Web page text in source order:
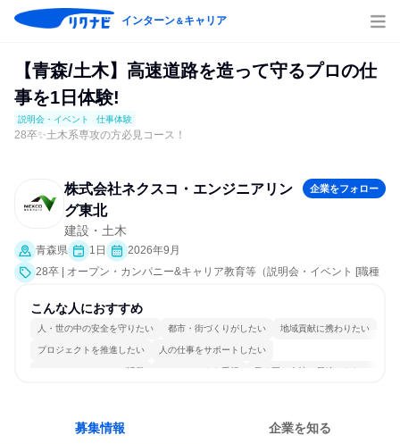
インターン＆キャリア
【青森/土木】高速道路を造って守るプロの仕
事を1日体験!
説明会・イベント 仕事体験
28卒✨土木系専攻の方必見コース！
株式会社ネクスコ・エンジニアリン
グ東北
企業をフォロー
建設・土木
青森県 1日
2026年9月
28卒 | オープン・カンパニー&キャリア教育等（説明会・イベント [職種
こんな人におすすめ
人・世の中の安全を守りたい 都市・街づくりがしたい 地域貢献に携わりたい
プロジェクトを推進したい 人の仕事をサポートしたい
コミュニケーションが活発 チームワークを重視 長く同じ会社に居続けられる
募集情報 企業を知る